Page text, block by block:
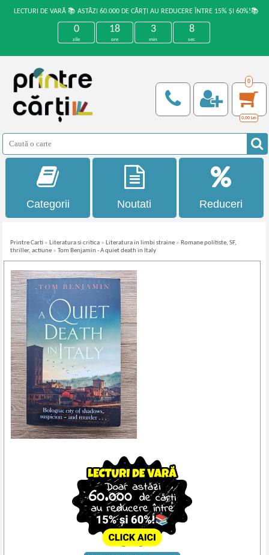
LECTURI DE VARĂ 📚 ASTĂZI 60.000 DE CĂRȚI AU REDUCERE ÎNTRE 15% ȘI 60%!📚
0
zile
18
ore
3
min
8
sec
0
0,00 Lei
Categorii Noutati Reduceri
Printre Carti » Literatura si critica » Literatura in limbi straine » Romane politiste, SF,
thriller, actiune »Tom Benjamin - A quiet death in Italy